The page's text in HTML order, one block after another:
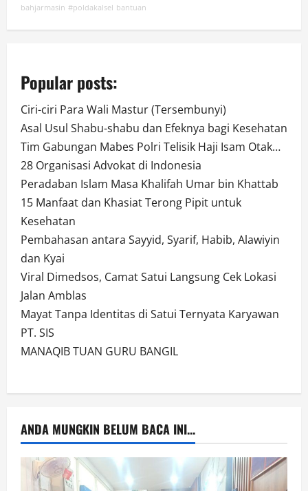
bahjarmasin #poldakalsel bantuan
Popular posts:
Ciri-ciri Para Wali Mastur (Tersembunyi)
Asal Usul Shabu-shabu dan Efeknya bagi Kesehatan
Tim Gabungan Mabes Polri Telisik Haji Isam Otak…
28 Organisasi Advokat di Indonesia
Peradaban Islam Masa Khalifah Umar bin Khattab
15 Manfaat dan Khasiat Terong Pipit untuk
Kesehatan
Pembahasan antara Sayyid, Syarif, Habib, Alawiyin
dan Kyai
Viral Dimedsos, Camat Satui Langsung Cek Lokasi
Jalan Amblas
Mayat Tanpa Identitas di Satui Ternyata Karyawan
PT. SIS
MANAQIB TUAN GURU BANGIL
ANDA MUNGKIN BELUM BACA INI...